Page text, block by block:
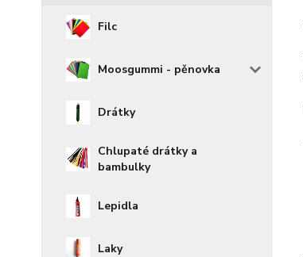
Filc
Moosgummi - pěnovka
Drátky
Chlupaté drátky a
bambulky
Lepidla
Laky